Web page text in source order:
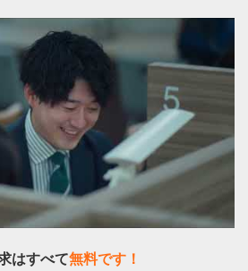
はすべて無料です！